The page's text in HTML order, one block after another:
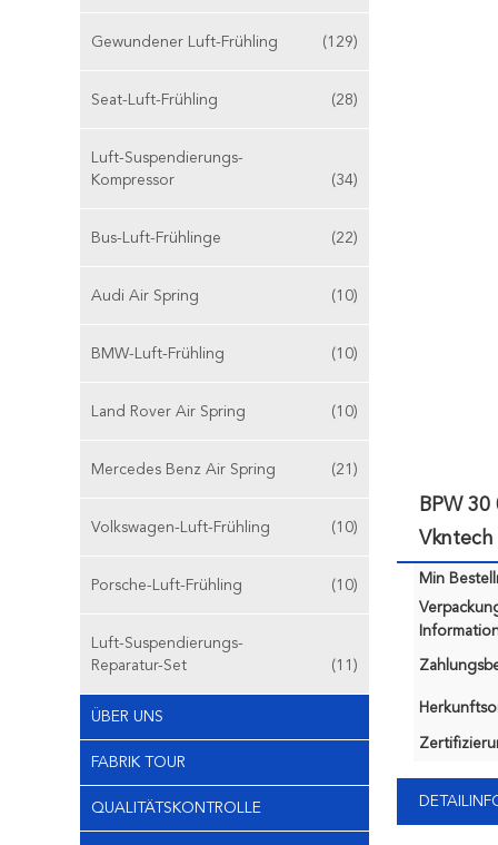
Gewundener Luft-Frühling (129)
Seat-Luft-Frühling (28)
Luft-Suspendierungs-
Kompressor
(34)
Bus-Luft-Frühlinge (22)
Audi Air Spring (10)
BMW-Luft-Frühling (10)
Land Rover Air Spring (10)
Mercedes Benz Air Spring (21)
Volkswagen-Luft-Frühling (10)
Porsche-Luft-Frühling (10)
Luft-Suspendierungs-
Reparatur-Set
(11)
ÜBER UNS
FABRIK TOUR
QUALITÄTSKONTROLLE
BPW
Vkntech
Min